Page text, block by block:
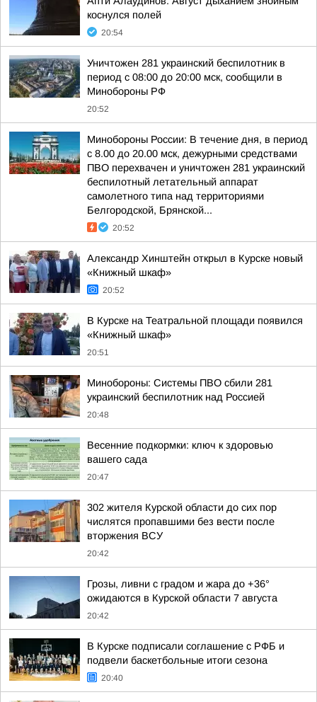
коснулся полей
20:54
Уничтожен 281 украинский беспилотник в
период с 08:00 до 20:00 мск, сообщили в
Минобороны РФ
20:52
Минобороны России: В течение дня, в период
с 8.00 до 20.00 мск, дежурными средствами
ПВО перехвачен и уничтожен 281 украинский
беспилотный летательный аппарат
самолетного типа над территориями
Белгородской, Брянской...
20:52
Александр Хинштейн открыл в Курске новый
«Книжный шкаф»
20:52
В Курске на Театральной площади появился
«Книжный шкаф»
20:51
Минобороны: Системы ПВО сбили 281
украинский беспилотник над Россией
20:48
Весенние подкормки: ключ к здоровью
вашего сада
20:47
302 жителя Курской области до сих пор
числятся пропавшими без вести после
вторжения ВСУ
20:42
Грозы, ливни с градом и жара до +36°
ожидаются в Курской области 7 августа
20:42
В Курске подписали соглашение с РФБ и
подвели баскетбольные итоги сезона
20:40